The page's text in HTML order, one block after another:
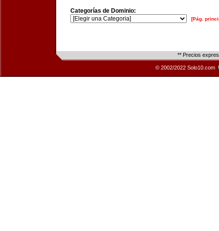
Categorías de Dominio:
[Pág.
** Precios
© 2002/2022 Solo10.com